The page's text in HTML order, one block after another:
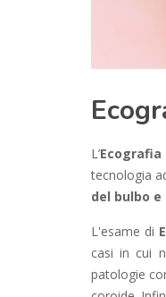
L’Ecografia
tecnologia
del bulbo e
L'esame di
casi in cui
patologie